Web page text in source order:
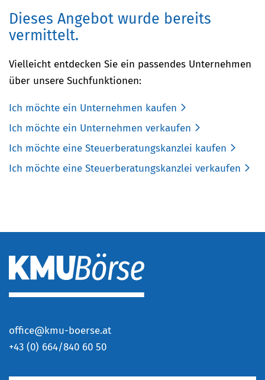
Dieses Angebot wurde bereits
vermittelt.
Vielleicht entdecken Sie ein passendes Unternehmen
über unsere Suchfunktionen:
Ich möchte ein Unternehmen kaufen
Ich möchte ein Unternehmen verkaufen
Ich möchte eine Steuerberatungskanzlei kaufen
Ich möchte eine Steuerberatungskanzlei verkaufen
office@kmu-boerse.at
+43 (0) 664/840 60 50